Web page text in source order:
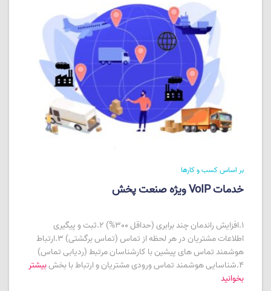
بر اساس کسب و کارها
خدمات VoIP ویژه صنعت پخش
1.افزایش راندمان چند برابری (حداقل 300%) 2.ثبت و پیگیری
اطلاعات مشتریان در هر لحظه از تماس (تماس برگشتی) 3.ارتباط
هوشمند تماس های پیشین با کارشناسان مرتبط (ردیابی تماس)
4.شناسایی هوشمند تماس ورودی مشتریان و ارتباط با بخش
بیشتر
بخوانید